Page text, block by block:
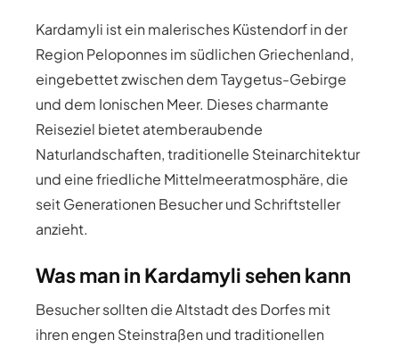
Kardamyli ist ein malerisches Küstendorf in der
Region Peloponnes im südlichen Griechenland,
eingebettet zwischen dem Taygetus-Gebirge
und dem Ionischen Meer. Dieses charmante
Reiseziel bietet atemberaubende
Naturlandschaften, traditionelle Steinarchitektur
und eine friedliche Mittelmeeratmosphäre, die
seit Generationen Besucher und Schriftsteller
anzieht.
Was man in Kardamyli sehen kann
Besucher sollten die Altstadt des Dorfes mit
ihren engen Steinstraßen und traditionellen